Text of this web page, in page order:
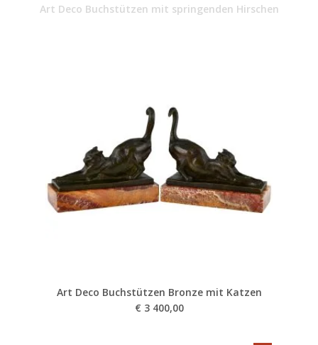
Art Deco Buchstützen mit springenden Hirschen
Art Deco Buchstützen Bronze mit Katzen
€ 3 400,00